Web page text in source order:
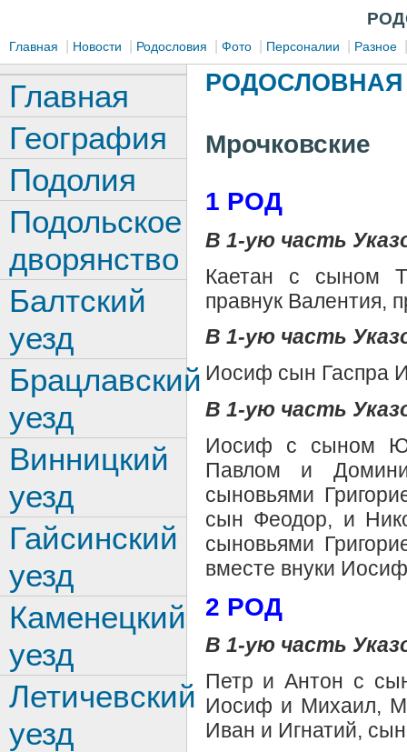
Главная Новости Родословия Фото Персоналии Разное
РОДОСЛОВНАЯ
Мрочковские
1 РОД
В 1-ую часть
Каетан с сыном
правнук Валентия,
В 1-ую часть
Иосиф сын Гаспра
В 1-ую часть
Иосиф с сыном
Павлом и
сыновьями
сын Феодор, и
сыновьями
вместе внуки
2 РОД
В 1-ую часть
Петр и Антон с
Иосиф и Михаил,
Иван и Игнатий,
Главная
География
Подолия
Подольское
дворянство
Балтский
уезд
Брацлавский
уезд
Винницкий
уезд
Гайсинский
уезд
Каменецкий
уезд
Летичевский
уезд